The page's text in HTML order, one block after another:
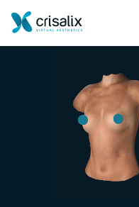
Huis chirurg
3D business platform